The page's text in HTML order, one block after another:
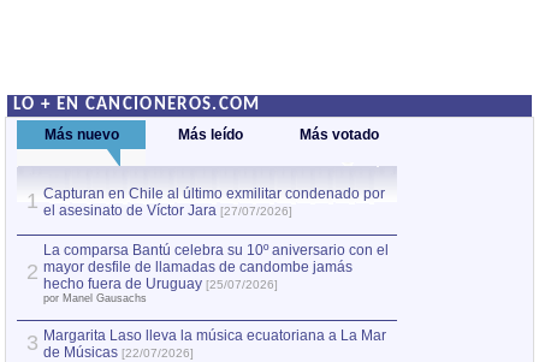
LO + EN CANCIONEROS.COM
Más nuevo Más leído Más votado
1 Capturan en Chile al último exmilitar condenado por
el asesinato de Víctor Jara [27/07/2026]
2
La comparsa Bantú celebra su 10º aniversario con el
mayor desfile de llamadas de candombe jamás
hecho fuera de Uruguay [25/07/2026]
por Manel Gausachs
3 Margarita Laso lleva la música ecuatoriana a La Mar
de Músicas [22/07/2026]